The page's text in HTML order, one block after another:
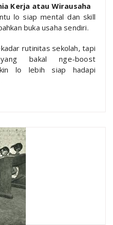
Kerja atau Wirausaha
lo siap mental dan skill
buka usaha sendiri.
rutinitas sekolah, tapi
bakal nge-boost
lo lebih siap hadapi